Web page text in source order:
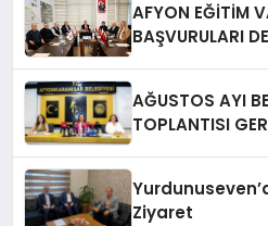
AFYON EĞİTİM
BAŞVURULARI
AĞUSTOS AYI
TOPLANTISI
Ziyaret